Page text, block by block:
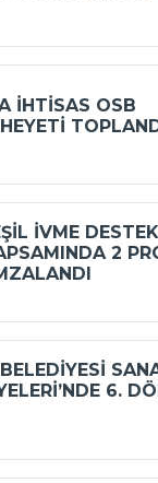
İHTISAS OSB
İVME DESTEK
2
6.